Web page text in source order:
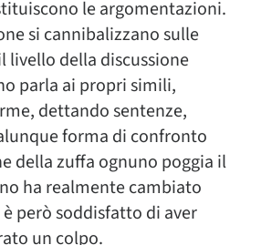
le argomentazioni.
si cannibalizzano sulle
livello della discussione
parla ai propri simili,
dettando sentenze,
forma di confronto
della zuffa ognuno poggia il
ha realmente cambiato
però soddisfatto di aver
un colpo.